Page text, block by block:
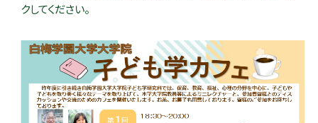
クしてください。